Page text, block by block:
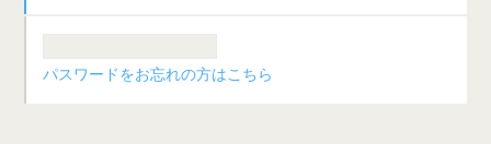
パスワードをお忘れの方はこちら